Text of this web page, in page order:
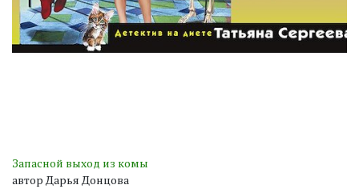
Запасной выход из комы
автор Дарья Донцова